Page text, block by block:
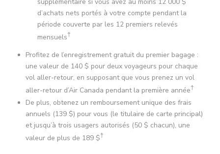
d’achats nets portés à votre compte pendant la
période couverte par les 12 premiers relevés
mensuels†
Profitez de l’enregistrement gratuit du premier bagage :
une valeur de 140 $ pour deux voyageurs pour chaque
vol aller-retour, en supposant que vous prenez un vol
aller-retour d’Air Canada pendant la première année†
De plus, obtenez un remboursement unique des frais
annuels (139 $) pour vous (le titulaire de carte principal)
et jusqu’à trois usagers autorisés (50 $ chacun), une
valeur de plus de 189 $†